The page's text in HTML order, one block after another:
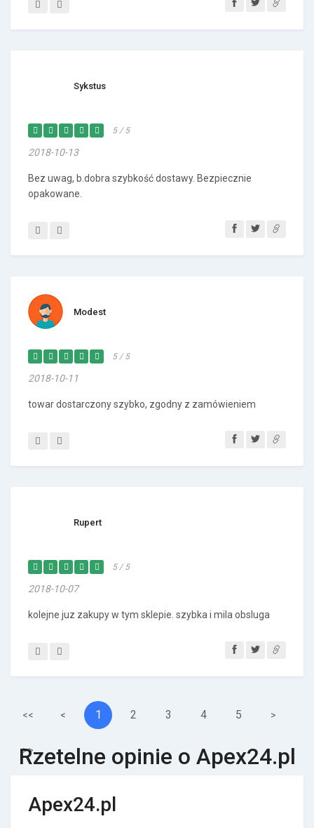
Sykstus
5 / 5
2018-10-13
Bez uwag, b.dobra szybkość dostawy. Bezpiecznie
opakowane.
Modest
5 / 5
2018-10-11
towar dostarczony szybko, zgodny z zamówieniem
Rupert
5 / 5
2018-10-07
kolejne juz zakupy w tym sklepie. szybka i mila obsluga
<< < 1 2 3 4 5 >
>>
Rzetelne opinie o Apex24.pl
Apex24.pl